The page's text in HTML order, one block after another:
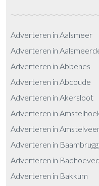
Adverteren in Aalsmeer
Adverteren in
Adverteren in Abbenes
Adverteren in Abcoude
Adverteren in Akersloot
Adverteren in
Adverteren in
Adverteren in
Adverteren in
Adverteren in Bakkum